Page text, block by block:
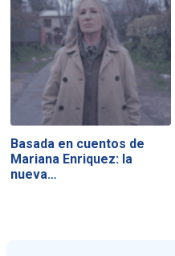
Basada en cuentos de
Mariana Enriquez: la
nueva…